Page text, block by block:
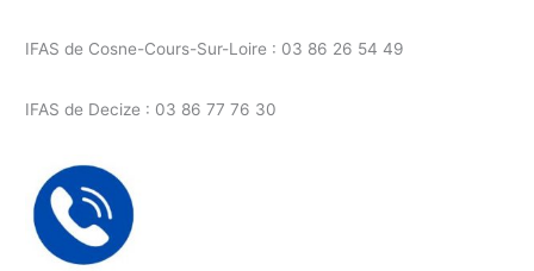
IFAS de Cosne-Cours-Sur-Loire : 03 86 26 54 49
IFAS de Decize : 03 86 77 76 30